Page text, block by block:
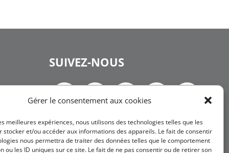
Gérer le consentement aux cookies
meilleures expériences, nous utilisons des technologies telles que les
stocker et/ou accéder aux informations des appareils. Le fait de consentir
nous permettra de traiter des données telles que le comportement
ou les ID uniques sur ce site. Le fait de ne pas consentir ou de retirer son
SUIVEZ-NOUS
NEWSLETTER